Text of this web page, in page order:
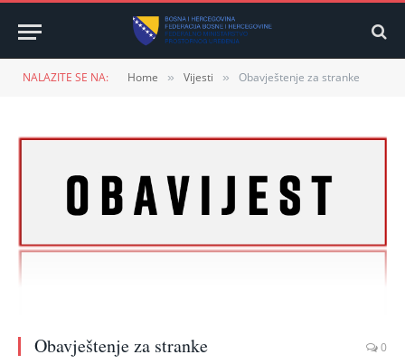
NALAZITE SE NA: Home » Vijesti » Obavještenje za stranke
Obavještenje za stranke 0